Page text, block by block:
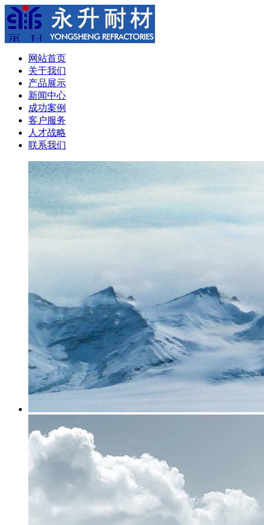
网站首页
关于我们
产品展示
新闻中心
成功案例
客户服务
人才战略
联系我们